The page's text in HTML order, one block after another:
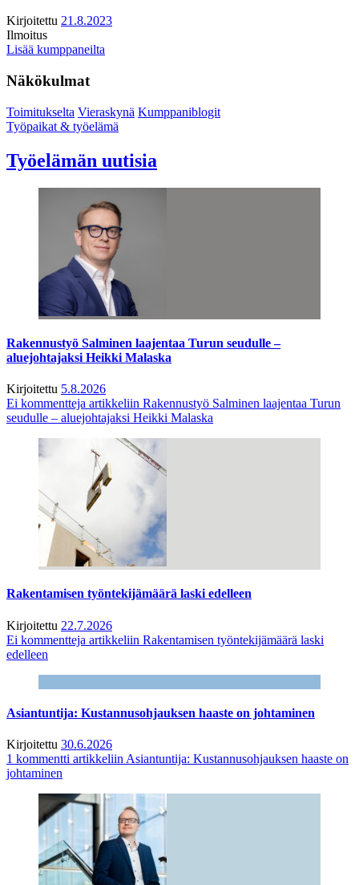
Kirjoitettu 21.8.2023
Ilmoitus
Lisää kumppaneilta
Näkökulmat
Toimitukselta Vieraskynä Kumppaniblogit
Työpaikat & työelämä
Työelämän uutisia
Rakennustyö Salminen laajentaa Turun seudulle –
aluejohtajaksi Heikki Malaska
Kirjoitettu 5.8.2026
Ei kommentteja artikkeliin Rakennustyö Salminen laajentaa Turun
seudulle – aluejohtajaksi Heikki Malaska
Rakentamisen työntekijämäärä laski edelleen
Kirjoitettu 22.7.2026
Ei kommentteja artikkeliin Rakentamisen työntekijämäärä laski
edelleen
Asiantuntija: Kustannusohjauksen haaste on johtaminen
Kirjoitettu 30.6.2026
1 kommentti artikkeliin Asiantuntija: Kustannusohjauksen haaste on
johtaminen